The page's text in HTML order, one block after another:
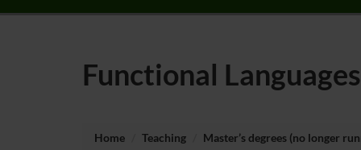
Functional
Home Teaching Master’s degrees (no longer